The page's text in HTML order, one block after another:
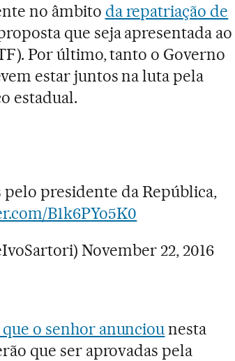
no âmbito da repatriação de
que seja apresentada ao
Por último, tanto o Governo
estar juntos na luta pela
estadual.
presidente da República,
B1k6PYo5K0
November 22, 2016
o senhor anunciou nesta
que ser aprovadas pela